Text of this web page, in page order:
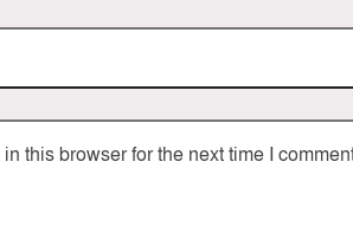
this browser for the next time I